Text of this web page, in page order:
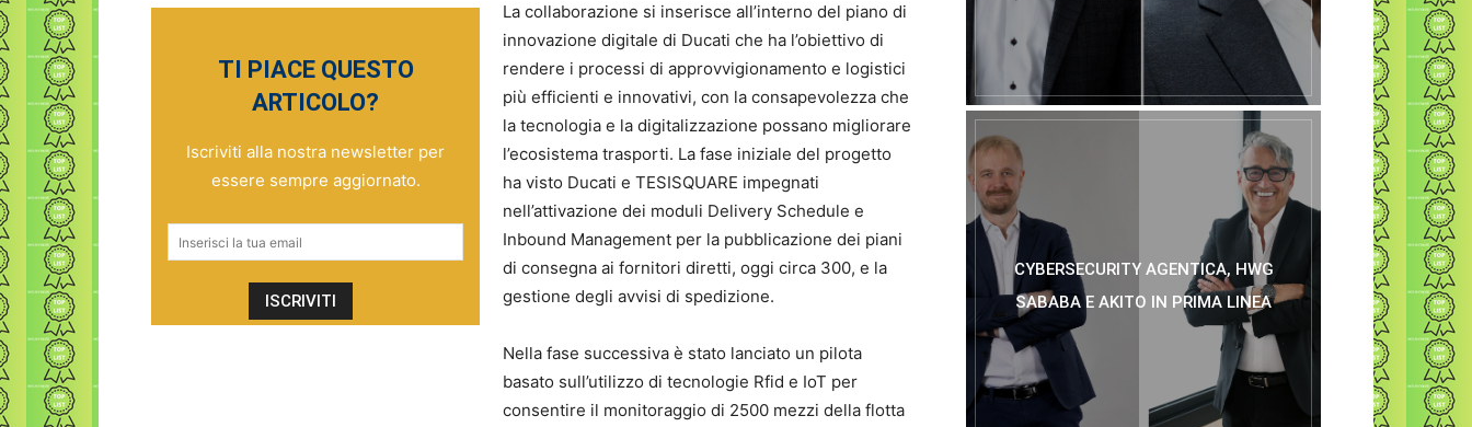
TI PIACE QUESTO
ARTICOLO?
Iscriviti alla nostra newsletter per
essere sempre aggiornato.
La collaborazione si inserisce all’interno del piano di
innovazione digitale di Ducati che ha l’obiettivo di
rendere i processi di approvvigionamento e logistici
più efficienti e innovativi, con la consapevolezza che
la tecnologia e la digitalizzazione possano migliorare
l’ecosistema trasporti. La fase iniziale del progetto
ha visto Ducati e TESISQUARE impegnati
nell’attivazione dei moduli Delivery Schedule e
Inbound Management per la pubblicazione dei piani
di consegna ai fornitori diretti, oggi circa 300, e la
gestione degli avvisi di spedizione.
Nella fase successiva è stato lanciato un pilota
basato sull’utilizzo di tecnologie Rfid e IoT per
consentire il monitoraggio di 2500 mezzi della flotta
CYBERSECURITY AGENTICA, HWG
SABABA E AKITO IN PRIMA LINEA